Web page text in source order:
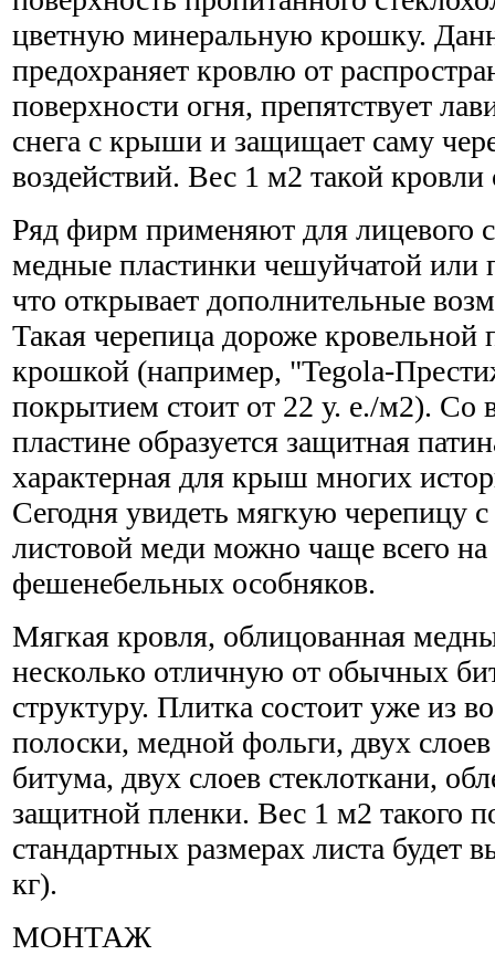
цветную минеральную крошку.
предохраняет кровлю от
поверхности огня, препятствует
снега с крыши и защищает саму
воздействий. Вес 1 м2 такой кровли
Ряд фирм применяют для лицевого
медные пластинки чешуйчатой
что открывает дополнительные
Такая черепица дороже кровельной
крошкой (например, "Tegola-
покрытием стоит от 22 у. е./м2). Со
пластине образуется защитная
характерная для крыш многих
Сегодня увидеть мягкую черепицу
листовой меди можно чаще всего
фешенебельных особняков.
Мягкая кровля, облицованная
несколько отличную от обычных
структуру. Плитка состоит уже из
полоски, медной фольги, двух
битума, двух слоев стеклоткани,
защитной пленки. Вес 1 м2 такого
стандартных размерах листа будет
кг).
МОНТАЖ